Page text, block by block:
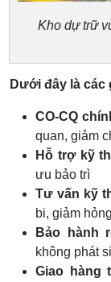
Kho dự trữ
Dưới đây là các
CO-CQ
quan, giảm
Hỗ trợ kỹ
ưu bảo trì
Tư vấn kỹ
bi, giảm
Bảo hành
không phát
Giao hàng